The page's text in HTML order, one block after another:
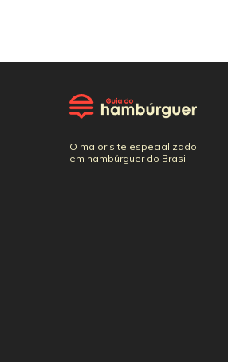
O maior site especializado
em hambúrguer do Brasil